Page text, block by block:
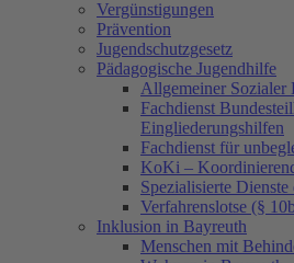
Vergünstigungen
Prävention
Jugendschutzgesetz
Pädagogische Jugendhilfe
Allgemeiner
Fachdienst
Eingliederungshilfen
Fachdienst für
KoKi –
Spezialisierte
Verfahrenslotse (§
Inklusion in Bayreuth
Menschen mit